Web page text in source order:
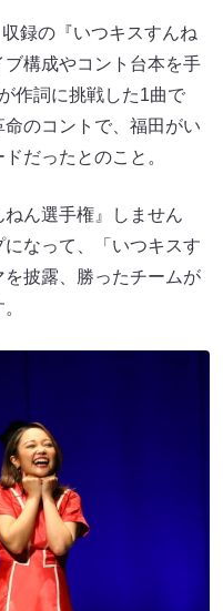
録の『いつキスすんね
構成やコント台本を手
作詞に挑戦した1曲で
のコントで、福田がい
だったとのこと。
ん選手権』しません
なって、「いつキスす
披露、勝ったチームが